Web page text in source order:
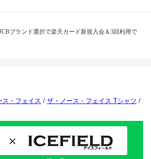
ブランド選択で楽天カード新規入会＆3回利用で
ス・フェイス / ザ・ノース・フェイス Tシャツ /